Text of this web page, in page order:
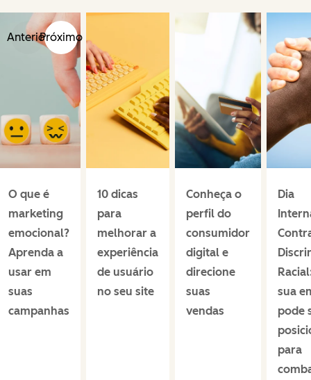
AnteriorPróximo
O que é
marketing
emocional?
Aprenda a
usar em
suas
campanhas
10 dicas
para
melhorar a
experiência
de usuário
no seu site
Conheça o
perfil do
consumidor
digital e
direcione
suas
vendas
Dia
sua
pode
para